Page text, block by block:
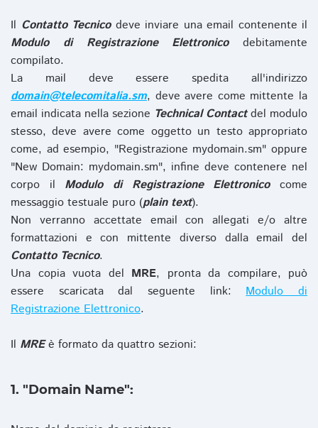
Il Contatto Tecnicodeve inviare una email contenente il
Modulo di Registrazione Elettronicodebitamente
compilato.
La mail deve essere spedita all'indirizzo
domain@telecomitalia.sm, deve avere come mittente la
email indicata nella sezione Technical Contactdel modulo
stesso, deve avere come oggetto un testo appropriato
come, ad esempio, "Registrazione mydomain.sm" oppure
"New Domain: mydomain.sm", infine deve contenere nel
corpo il Modulo di Registrazione Elettronicocome
messaggio testuale puro (plain text).
Non verranno accettate email con allegati e/o altre
formattazioni e con mittente diverso dalla email del
Contatto Tecnico.
Una copia vuota del MRE, pronta da compilare, può
essere scaricata dal seguente link:Modulo di
Registrazione Elettronico.
Il MREè formato da quattro sezioni:
1. "Domain Name":